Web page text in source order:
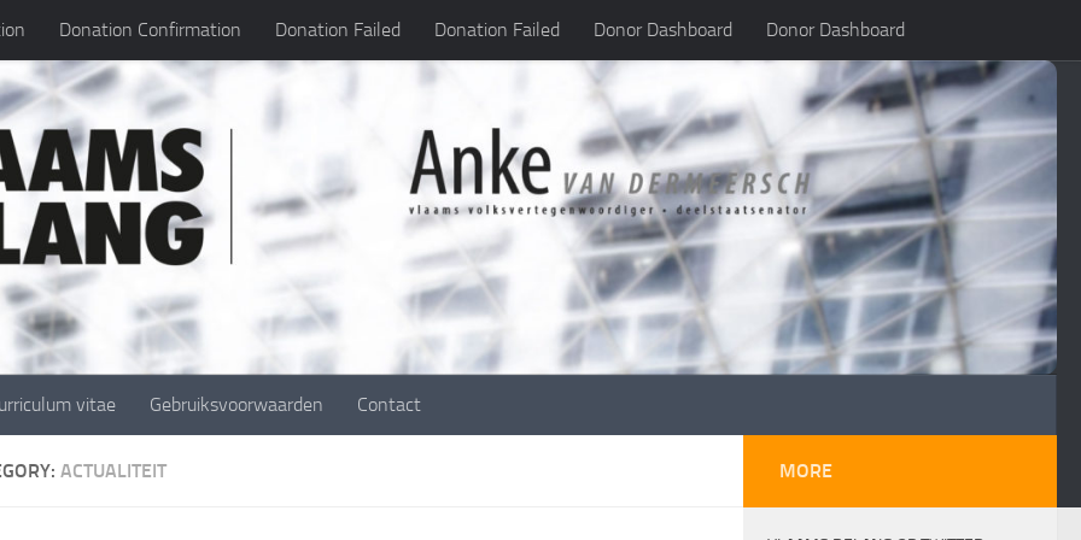
Donation Confirmation Donation Failed Donation Failed Donor Dashboard Donor Dashboard
vitae Gebruiksvoorwaarden Contact
ACTUALITEIT MORE